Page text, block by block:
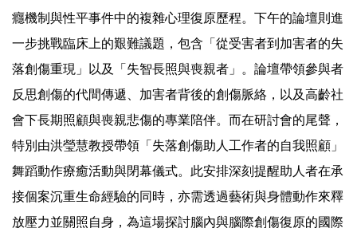
癮機制與性平事件中的複雜心理復原歷程。下午的論壇則進
一步挑戰臨床上的艱難議題，包含「從受害者到加害者的失
落創傷重現」以及「失智長照與喪親者」。論壇帶領參與者
反思創傷的代間傳遞、加害者背後的創傷脈絡，以及高齡社
會下長期照顧與喪親悲傷的專業陪伴。而在研討會的尾聲，
特別由洪瑩慧教授帶領「失落創傷助人工作者的自我照顧」
舞蹈動作療癒活動與閉幕儀式。此安排深刻提醒助人者在承
接個案沉重生命經驗的同時，亦需透過藝術與身體動作來釋
放壓力並關照自身，為這場探討腦內與腦際創傷復原的國際